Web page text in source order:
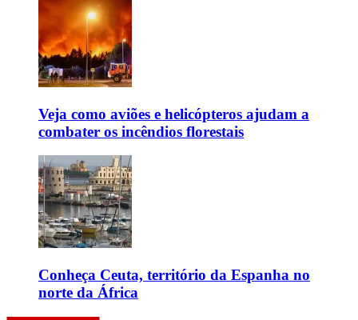
Veja como aviões e helicópteros ajudam a
combater os incêndios florestais
Conheça Ceuta, território da Espanha no
norte da África